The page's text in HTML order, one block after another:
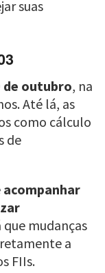
suas
de outubro, na
Até lá, as
como cálculo
de
acompanhar
que mudanças
a
FIIs.